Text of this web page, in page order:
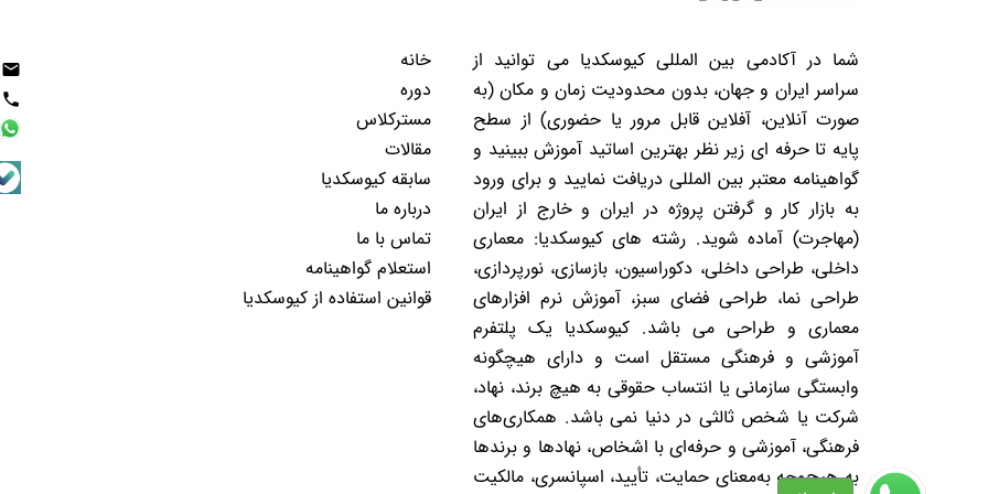
شما در آکادمی بین المللی کیوسکدیا می توانید از
سراسر ایران و جهان، بدون محدودیت زمان و مکان (به
صورت آنلاین، آفلاین قابل مرور یا حضوری) از سطح
پایه تا حرفه ای زیر نظر بهترین اساتید آموزش ببینید و
گواهینامه معتبر بین المللی دریافت نمایید و برای ورود
به بازار کار و گرفتن پروژه در ایران و خارج از ایران
(مهاجرت) آماده شوید. رشته های کیوسکدیا: معماری
داخلی، طراحی داخلی، دکوراسیون، بازسازی، نورپردازی،
طراحی نما، طراحی فضای سبز، آموزش نرم افزارهای
معماری و طراحی می باشد. کیوسکدیا یک پلتفرم
آموزشی و فرهنگی مستقل است و دارای هیچگونه
وابستگی سازمانی یا انتساب حقوقی به هیچ برند، نهاد،
شرکت یا شخص ثالثی در دنیا نمی باشد. همکاری‌های
فرهنگی، آموزشی و حرفه‌ای با اشخاص، نهادها و برندها
به هیچ‌وجه به‌معنای حمایت، تأیید، اسپانسری، مالکیت
خانه
دوره
مسترکلاس
مقالات
سابقه کیوسکدیا
درباره ما
تماس با ما
استعلام گواهینامه
قوانین استفاده از کیوسکدیا
email
phone